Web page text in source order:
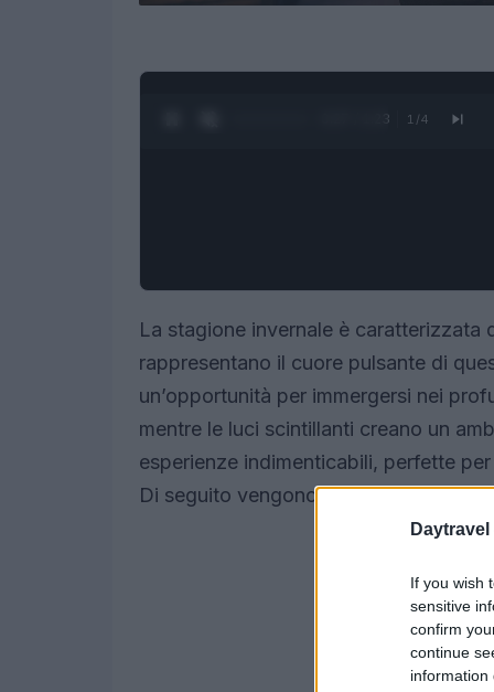
Daytravel
If you wish
sensitive
confirm
continue
information
0:28 / 1:23 1 /4
La stagione invernale è caratterizzata
rappresentano il cuore pulsante di
un’opportunità per immergersi nei
mentre le luci scintillanti creano un
esperienze indimenticabili, perfette
Di seguito vengono presentati i